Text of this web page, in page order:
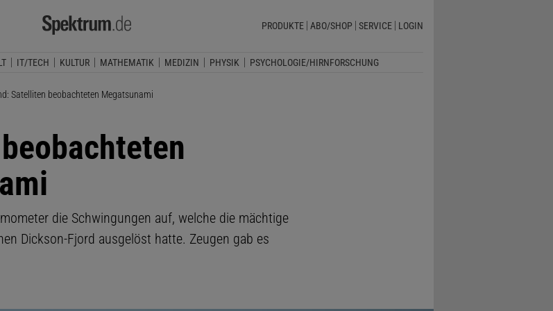
PRODUKTE ABO/SHOP SERVICE LOGIN
IT/TECH KULTUR MATHEMATIK MEDIZIN PHYSIK PSYCHOLOGIE/HIRNFORSCHUNG
Seite:
Satelliten beobachteten Megatsunami
die Schwingungen auf, welche die mächtige
Dickson-Fjord ausgelöst hatte. Zeugen gab es